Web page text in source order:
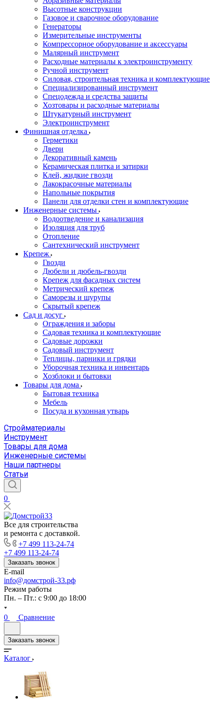
Высотные конструкции
Газовое и сварочное оборудование
Генераторы
Измерительные инструменты
Компрессорное оборудование и аксессуары
Малярный инструмент
Расходные материалы к электроинструменту
Ручной инструмент
Силовая, строительная техника и комплектующие
Специализированный инструмент
Спецодежда и средства защиты
Хозтовары и расходные материалы
Штукатурный инструмент
Электроинструмент
Финишная отделка
Герметики
Двери
Декоративный камень
Керамическая плитка и затирки
Клей, жидкие гвозди
Лакокрасочные материалы
Напольные покрытия
Панели для отделки стен и комплектующие
Инженерные системы
Водоотведение и канализация
Изоляция для труб
Отопление
Сантехнический инструмент
Крепеж
Гвозди
Дюбели и дюбель-гвозди
Крепеж для фасадных систем
Метрический крепеж
Саморезы и шурупы
Скрытый крепеж
Сад и досуг
Ограждения и заборы
Садовая техника и комплектующие
Садовые дорожки
Садовый инструмент
Теплицы, парники и грядки
Уборочная техника и инвентарь
Хозблоки и бытовки
Товары для дома
Бытовая техника
Мебель
Посуда и кухонная утварь
Стройматериалы
Инструмент
Товары для дома
Инженерные системы
Наши партнеры
Статьи
0
Все для строительства
и ремонта с доставкой.
+7 499 113-24-74
+7 499 113-24-74
Заказать звонок
E-mail
info@домстрой-33.рф
Режим работы
Пн. – Пт.: с 9:00 до 18:00
0 Сравнение
Заказать звонок
Каталог